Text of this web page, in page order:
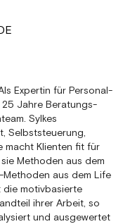
Expertin für Personal-
Jahre Beratungs-
Sylkes
Selbststeuerung,
macht Klienten fit für
Methoden aus dem
aus dem Life
die motivbasierte
ihrer Arbeit, so
und ausgewertet